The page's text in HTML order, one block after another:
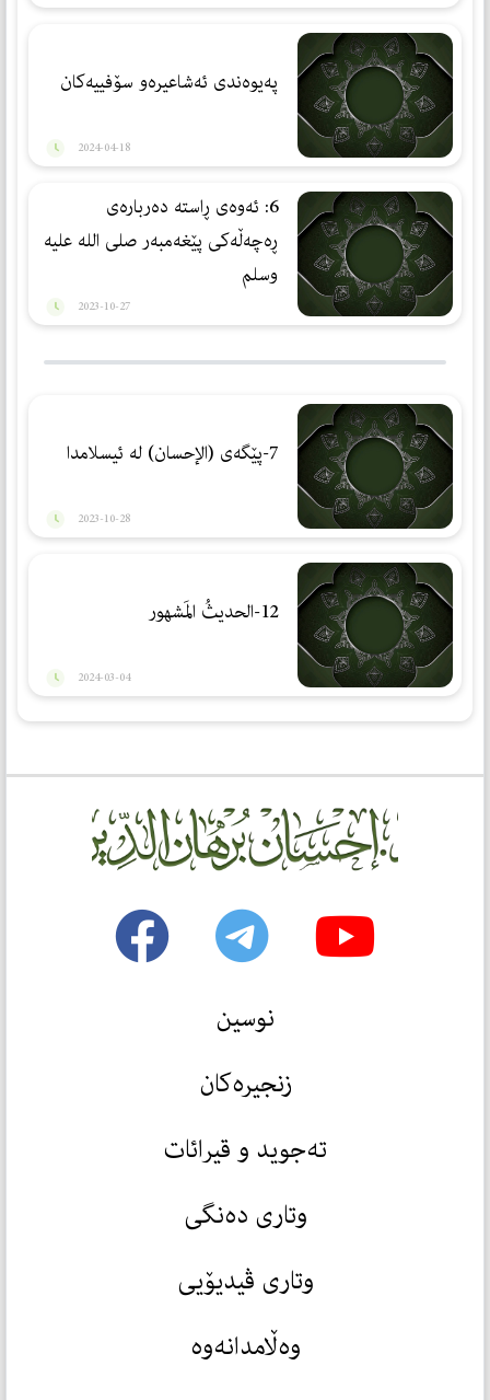
پەیوەندی ئەشاعیرەو سۆفییەكان
2024-04-18
6: ئه‌وه‌ی ڕاسته‌ ده‌رباره‌ی
ڕه‌چه‌ڵه‌كی پێغه‌مبه‌ر صلی الله علیه
وسلم
2023-10-27
7-پێگەی (الإحسان) لە ئیسلامدا
2023-10-28
12-الحديثُ المَشهور
2024-03-04
نوسین
زنجیرەکان
تەجوید و قیرائات
وتاری دەنگی
وتاری ڤیدیۆیی
وەڵامدانەوە